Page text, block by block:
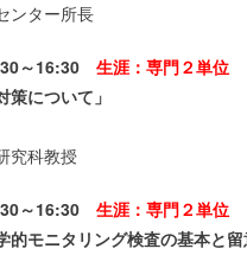
ンター所長
～16:30 生涯：専門２単位
策について」
究科教授
～16:30 生涯：専門２単位
的モニタリング検査の基本と